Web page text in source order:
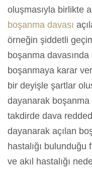
oluşmasıyla birlikte
boşanma davası
örneğin şiddetli
boşanma davasında
boşanmaya karar
bir deyişle şartlar
dayanarak boşanma
takdirde dava
dayanarak açılan
hastalığı
ve akıl hastalığı